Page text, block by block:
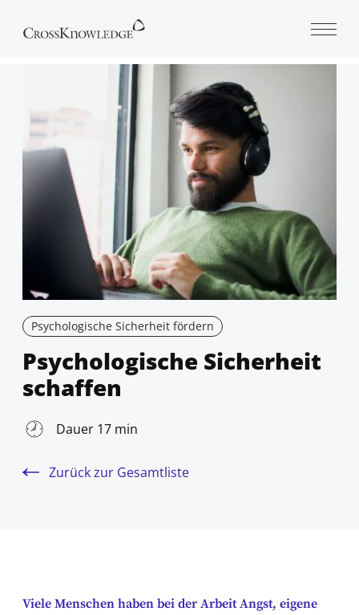
Psychologische Sicherheit fördern
Psychologische Sicherheit
schaffen
Dauer 17 min
Zurück zur Gesamtliste
Viele Menschen haben bei der Arbeit Angst, eigene